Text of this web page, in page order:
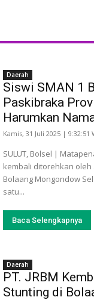
Daerah
Siswi SMAN 1
Paskibraka
Harumkan
Kamis, 31 Juli 2025 | 9:32:51
SULUT, Bolsel |
kembali ditorehkan oleh
Bolaang Mongondow
satu...
Baca Selengkapnya
Daerah
PT. JRBM
Stunting di